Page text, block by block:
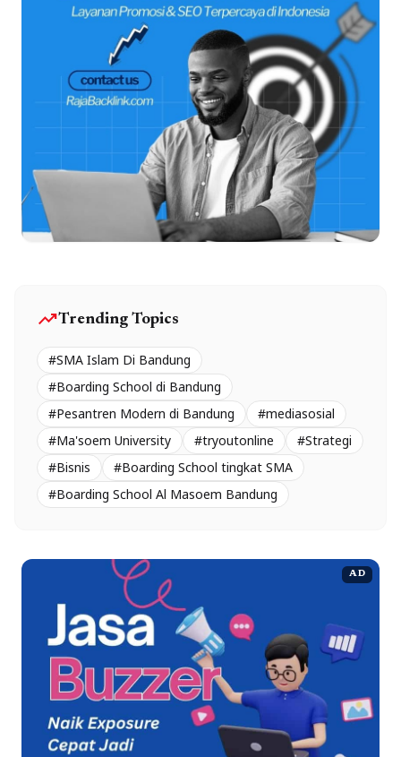
trending_upTrending Topics
#SMA Islam Di Bandung
#Boarding School di Bandung
#Pesantren Modern di Bandung
#mediasosial
#Ma'soem University
#tryoutonline
#Strategi
#Bisnis
#Boarding School tingkat SMA
#Boarding School Al Masoem Bandung
AD